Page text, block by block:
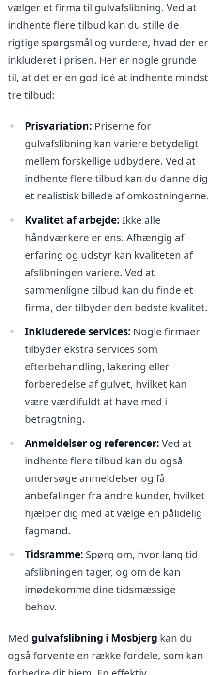
vælger et firma til gulvafslibning. Ved at
indhente flere tilbud kan du stille de
rigtige spørgsmål og vurdere, hvad der er
inkluderet i prisen. Her er nogle grunde
til, at det er en god idé at indhente mindst
tre tilbud:
Prisvariation: Priserne for
gulvafslibning kan variere betydeligt
mellem forskellige udbydere. Ved at
indhente flere tilbud kan du danne dig
et realistisk billede af omkostningerne.
Kvalitet af arbejde: Ikke alle
håndværkere er ens. Afhængig af
erfaring og udstyr kan kvaliteten af
afslibningen variere. Ved at
sammenligne tilbud kan du finde et
firma, der tilbyder den bedste kvalitet.
Inkluderede services: Nogle firmaer
tilbyder ekstra services som
efterbehandling, lakering eller
forberedelse af gulvet, hvilket kan
være værdifuldt at have med i
betragtning.
Anmeldelser og referencer: Ved at
indhente flere tilbud kan du også
undersøge anmeldelser og få
anbefalinger fra andre kunder, hvilket
hjælper dig med at vælge en pålidelig
fagmand.
Tidsramme: Spørg om, hvor lang tid
afslibningen tager, og om de kan
imødekomme dine tidsmæssige
behov.
Med gulvafslibning i Mosbjerg kan du
også forvente en række fordele, som kan